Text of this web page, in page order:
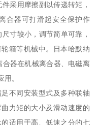
采用摩擦副以传递转矩，
合器可打滑起安全保护作
寸较小，调节简单可靠，
箱等机械中。日本哈默纳
合器在机械离合器、电磁离
。
不同安装型式及多种联轴
力矩的大小及滑动速度的
适用于高、低速之分的七